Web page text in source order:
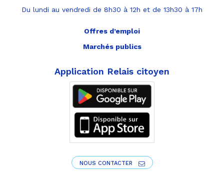
Du lundi au vendredi de 8h30 à 12h et de 13h30 à 17h
Offres d’emploi
Marchés publics
Application Relais citoyen
NOUS CONTACTER